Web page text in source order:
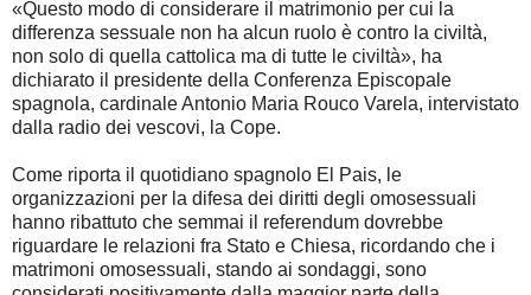
«Questo modo di considerare il matrimonio per cui la
differenza sessuale non ha alcun ruolo è contro la civiltà,
non solo di quella cattolica ma di tutte le civiltà», ha
dichiarato il presidente della Conferenza Episcopale
spagnola, cardinale Antonio Maria Rouco Varela, intervistato
dalla radio dei vescovi, la Cope.
Come riporta il quotidiano spagnolo El Pais, le
organizzazioni per la difesa dei diritti degli omosessuali
hanno ribattuto che semmai il referendum dovrebbe
riguardare le relazioni fra Stato e Chiesa, ricordando che i
matrimoni omosessuali, stando ai sondaggi, sono